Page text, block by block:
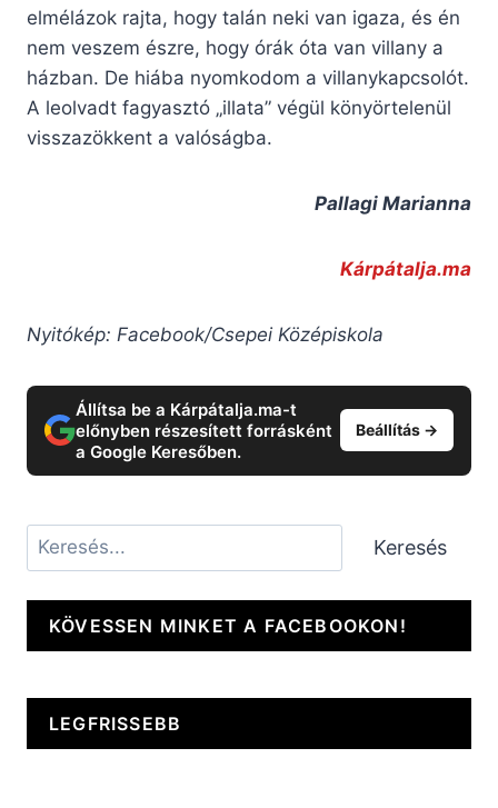
elmélázok rajta, hogy talán neki van igaza, és én
nem veszem észre, hogy órák óta van villany a
házban. De hiába nyomkodom a villanykapcsolót.
A leolvadt fagyasztó „illata” végül könyörtelenül
visszazökkent a valóságba.
Pallagi Marianna
Kárpátalja.ma
Nyitókép: Facebook/Csepei Középiskola
Állítsa be a Kárpátalja.ma-t
előnyben részesített forrásként
a Google Keresőben.
Beállítás →
Keresés Keresés
KÖVESSEN MINKET A FACEBOOKON!
LEGFRISSEBB